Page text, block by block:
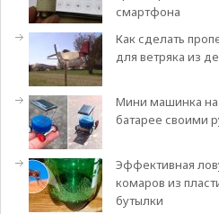
смартфона
Как сделать
для ветряка из
Мини машинка
батарее своими
Эффективная
комаров из
бутылки